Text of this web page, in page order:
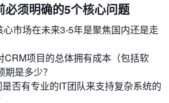
必须明确的5个核心问题
心市场在未来3-5年是聚焦国内还是走
CRM项目的总体拥有成本（包括软
是多少？
是否有专业的IT团队来支持复杂系统的